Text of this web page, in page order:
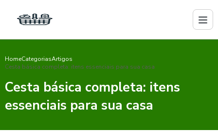
HomeCategoriasArtigos
Cesta básica completa: itens essenciais para sua casa
Cesta básica completa: itens
essenciais para sua casa